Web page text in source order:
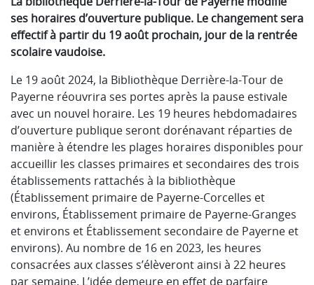
ses horaires d’ouverture publique. Le changement sera
effectif à partir du 19 août prochain, jour de la rentrée
scolaire vaudoise.
Le 19 août 2024, la Bibliothèque Derrière-la-Tour de
Payerne réouvrira ses portes après la pause estivale
avec un nouvel horaire. Les 19 heures hebdomadaires
d’ouverture publique seront dorénavant réparties de
manière à étendre les plages horaires disponibles pour
accueillir les classes primaires et secondaires des trois
établissements rattachés à la bibliothèque
(Établissement primaire de Payerne-Corcelles et
environs, Établissement primaire de Payerne-Granges
et environs et Établissement secondaire de Payerne et
environs). Au nombre de 16 en 2023, les heures
consacrées aux classes s’élèveront ainsi à 22 heures
par semaine. L’idée demeure en effet de parfaire